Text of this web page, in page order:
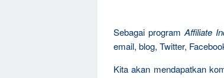
Sebagai programAffiliate
email, blog, Twitter,
Kita akan mendapatkan